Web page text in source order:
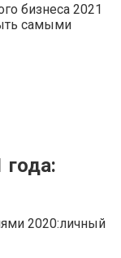
бизнеса 2021
самыми
года: